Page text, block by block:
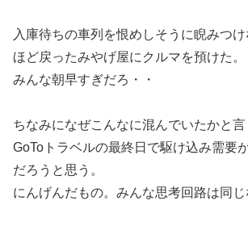
入庫待ちの車列を恨めしそうに睨みつ
ほど戻ったみやげ屋にクルマを預けた。
みんな朝早すぎだろ・・
ちなみになぜこんなに混んでいたかと
GoToトラベルの最終日で駆け込み需要
だろうと思う。
にんげんだもの。みんな思考回路は同じ